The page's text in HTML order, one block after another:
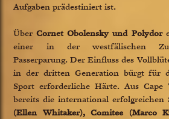
Aufgaben prädestiniert ist.
ÜberCornet Obolensky und Polydor
einer in der westfälischen
Passerparung. Der Einfluss des
in der dritten Generation bürgt für
Sport erforderliche Härte. Aus Cape
bereits die international erfolgreichen
(Ellen Whitaker), Comitee (Marco